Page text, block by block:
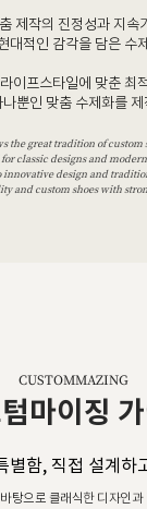
제작의 진정성과 지속
대적인 감각을 담은 수
이프스타일에 맞춘 최
나뿐인 맞춤 수제화를 제
the great tradition of custom
for classic designs and
design and
and custom shoes with
CUSTOMMAZING
마이징
별함, 직접 설계하
탕으로 클래식한 디자인